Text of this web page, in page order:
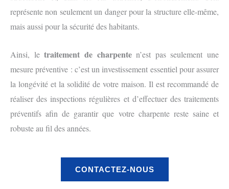
représente non seulement un danger pour la structure elle-même,
mais aussi pour la sécurité des habitants.
Ainsi, letraitement de charpenten’est pas seulement une
mesure préventive : c’est un investissement essentiel pour assurer
la longévité et la solidité de votre maison. Il est recommandé de
réaliser des inspections régulières et d’effectuer des traitements
préventifs afin de garantir que votre charpente reste saine et
robuste au fil des années.
CONTACTEZ-NOUS